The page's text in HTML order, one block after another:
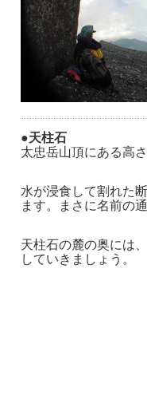
●天柱石
太忠岳山頂にある高
水が浸食して割れた
ます。まさに名前の
天柱石の麓の奥には
していきましょう。